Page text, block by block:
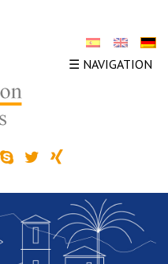
☰ NAVIGATION